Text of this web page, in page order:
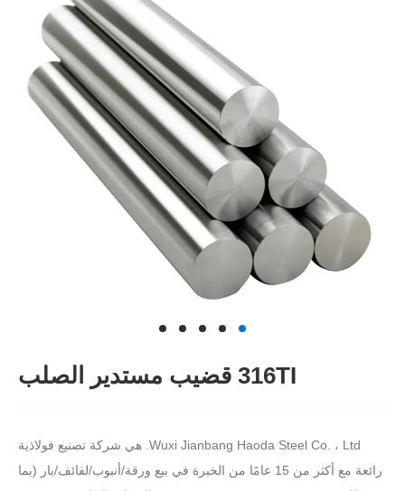
316TI قضيب مستدير الصلب
Wuxi Jianbang Haoda Steel Co. ، Ltd. هي شركة تصنيع فولاذية
رائعة مع أكثر من 15 عامًا من الخبرة في بيع ورقة/أنبوب/لفائف/بار (بما